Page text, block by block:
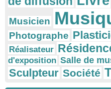
Musicien
Photographe
Réalisateur
d'exposition Salle de
Sculpteur Société